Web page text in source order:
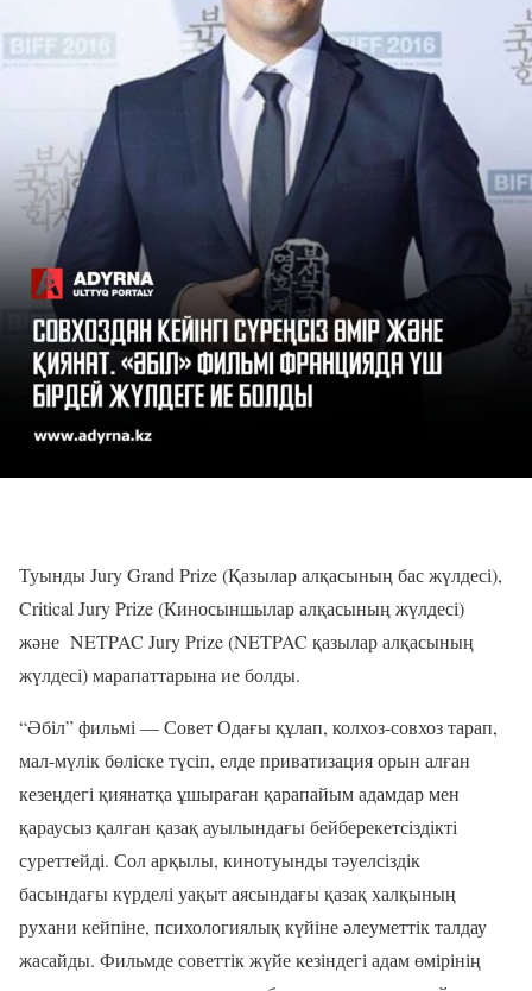
Туынды Jury Grand Prize (Қазылар алқасының бас жүлдесі),
Critical Jury Prize (Киносыншылар алқасының жүлдесі)
және NETPAC Jury Prize (NETPAC қазылар алқасының
жүлдесі) марапаттарына ие болды.
“Әбіл” фильмі — Совет Одағы құлап, колхоз-совхоз тарап,
мал-мүлік бөліске түсіп, елде приватизация орын алған
кезеңдегі қиянатқа ұшыраған қарапайым адамдар мен
қараусыз қалған қазақ ауылындағы бейберекетсіздікті
суреттейді. Сол арқылы, кинотуынды тәуелсіздік
басындағы күрделі уақыт аясындағы қазақ халқының
рухани кейпіне, психологиялық күйіне әлеуметтік талдау
жасайды. Фильмде советтік жүйе кезіндегі адам өмірінің